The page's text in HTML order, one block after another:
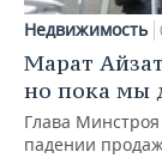
Недвижимость
Марат
но пока мы
Глава
падении